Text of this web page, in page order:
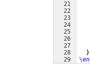
21
22
23
24
25
26
27
28
29
}